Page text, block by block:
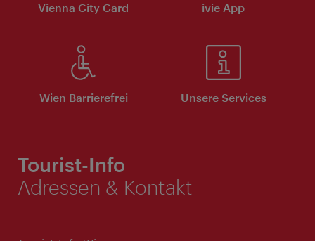
Vienna City Card ivie App
Wien Barrierefrei Unsere Services
Tourist-Info
Adressen & Kontakt